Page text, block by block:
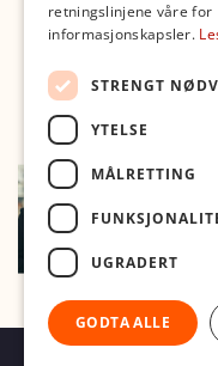
Copyright ©
retningslinjene våre for
informasjonskapsler.
STRENGT
YTELSE
MÅLRETTING
UGRADERT
GODTA ALLE